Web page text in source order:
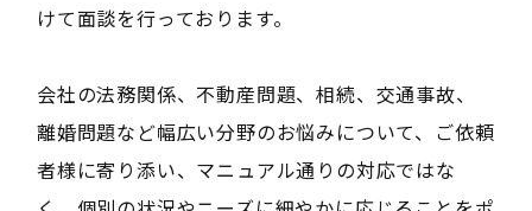
けて面談を行っております。
会社の法務関係、不動産問題、相続、交通事故、
離婚問題など幅広い分野のお悩みについて、ご依頼
者様に寄り添い、マニュアル通りの対応ではな